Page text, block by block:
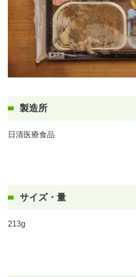
製造所
日清医療食品
サイズ・量
213g